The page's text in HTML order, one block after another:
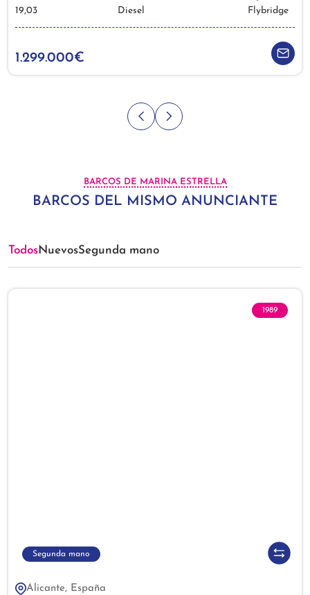
19,03
Diesel
Flybridge
1.299.000€
BARCOS DE MARINA ESTRELLA
BARCOS DEL MISMO ANUNCIANTE
TodosNuevosSegunda mano
1989
Segunda mano
Alicante, España